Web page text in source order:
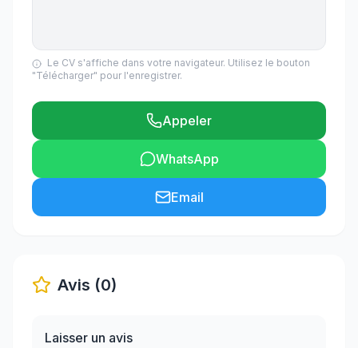
Le CV s'affiche dans votre navigateur. Utilisez le bouton
"Télécharger" pour l'enregistrer.
Appeler
WhatsApp
Email
Avis (0)
Laisser un avis